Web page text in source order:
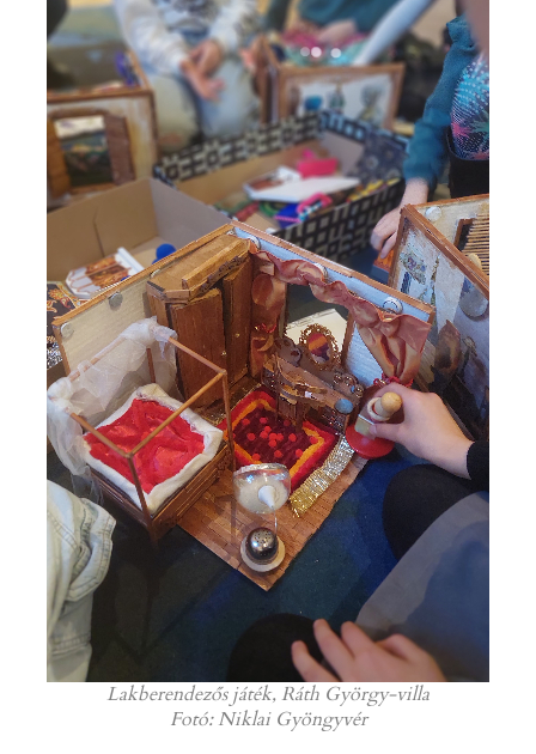
Lakberendezős játék, Ráth György-villa
Fotó: Niklai Gyöngyvér